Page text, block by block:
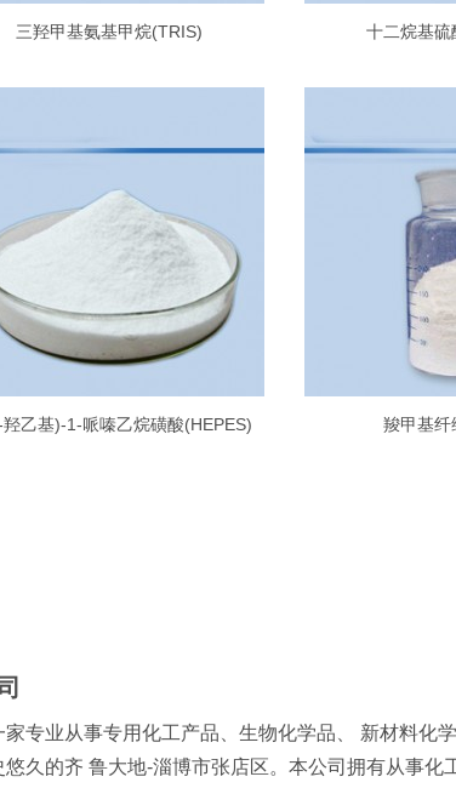
三羟甲基氨基甲烷(TRIS) 十二烷基硫
乙基)-1-哌嗪乙烷磺酸(HEPES) 羧甲基纤
专业从事专用化工产品、生物化学品、 新材料化
久的齐 鲁大地-淄博市张店区。本公司拥有从事化